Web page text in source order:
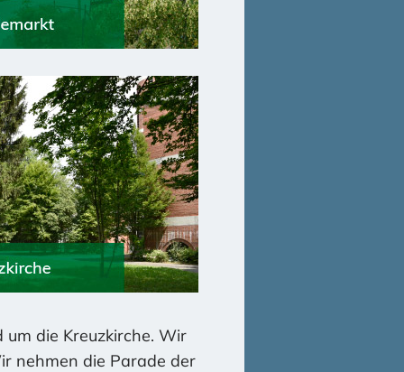
die Kreuzkirche. Wir
nehmen die Parade der